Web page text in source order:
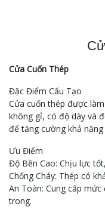
Cửa Cuốn Thép
Đặc Điểm Cấu Tạo
Cửa cuốn thép được
không gỉ, có độ dày và
để tăng cường khả
Ưu Điểm
Độ Bền Cao: Chịu lực
Chống Cháy: Thép có
An Toàn: Cung cấp
trong.